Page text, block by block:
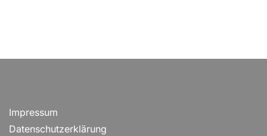
Impressum
Datenschutzerklärung